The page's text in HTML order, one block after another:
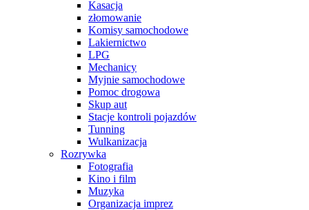
Kasacja
złomowanie
Komisy samochodowe
Lakiernictwo
LPG
Mechanicy
Myjnie samochodowe
Pomoc drogowa
Skup aut
Stacje kontroli pojazdów
Tunning
Wulkanizacja
Rozrywka
Fotografia
Kino i film
Muzyka
Organizacja imprez